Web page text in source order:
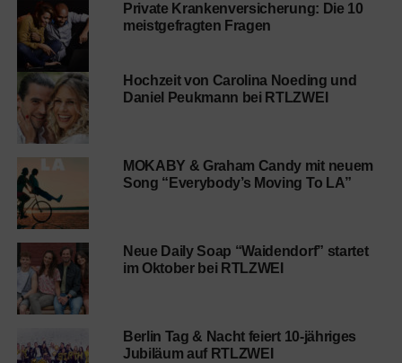
Private Krankenversicherung: Die 10
meistgefragten Fragen
Hochzeit von Carolina Noeding und
Daniel Peukmann bei RTLZWEI
MOKABY & Graham Candy mit neuem
Song “Everybody’s Moving To LA”
Neue Daily Soap “Waidendorf” startet
im Oktober bei RTLZWEI
Berlin Tag & Nacht feiert 10-jähriges
Jubiläum auf RTLZWEI